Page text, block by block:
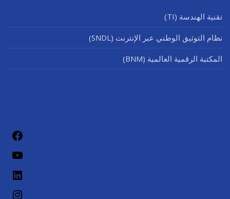
تقنية الهندسة (TI)
نظام التوثيق الوطني عبر الإنترنت (SNDL)
المكتبة الرقمية العالمية (BNM)